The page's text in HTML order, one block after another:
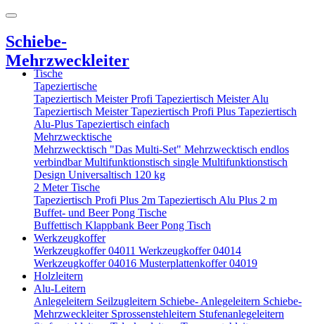
Schiebe-
Mehrzweckleiter
Tische
Tapeziertische
Tapeziertisch Meister Profi Tapeziertisch Meister Alu
Tapeziertisch MeisterTapeziertisch Profi Plus Tapeziertisch
Alu-Plus Tapeziertisch einfach
Mehrzwecktische
Mehrzwecktisch "Das Multi-Set" Mehrzwecktisch endlos
verbindbarMultifunktionstisch single Multifunktionstisch
Design Universaltisch 120 kg
2 Meter Tische
Tapeziertisch Profi Plus 2m Tapeziertisch Alu Plus 2 m
Buffet- und Beer Pong Tische
Buffettisch Klappbank Beer Pong Tisch
Werkzeugkoffer
Werkzeugkoffer 04011 Werkzeugkoffer 04014
Werkzeugkoffer 04016 Musterplattenkoffer 04019
Holzleitern
Alu-Leitern
Anlegeleitern Seilzugleitern Schiebe- Anlegeleitern Schiebe-
Mehrzweckleiter Sprossenstehleitern Stufenanlegeleitern